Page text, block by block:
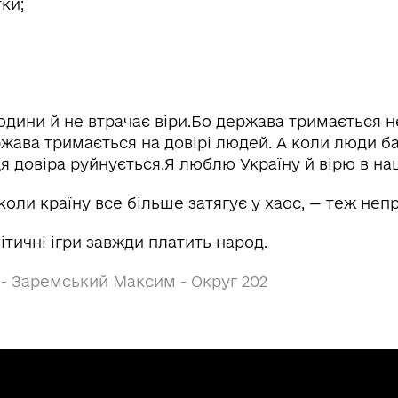
й не втрачає віри.Бо держава тримається
тримається на довірі людей. А коли люди
довіра руйнується.Я люблю Україну й вірю в
країну все більше затягує у хаос, — теж
ігри завжди платить народ.
Заремський Максим - Округ 202